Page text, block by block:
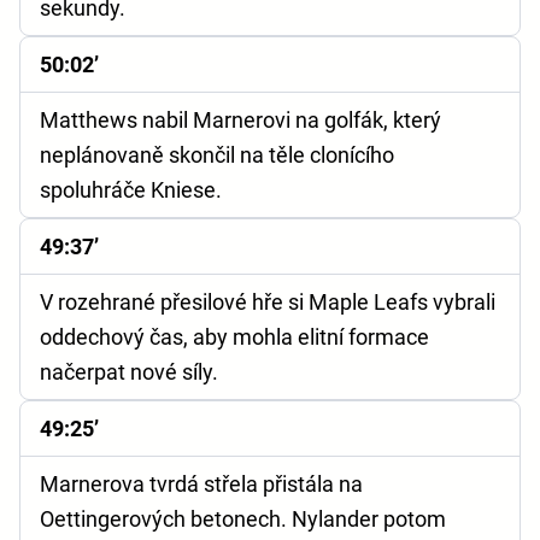
sekundy.
50:02’
Matthews nabil Marnerovi na golfák, který
neplánovaně skončil na těle clonícího
spoluhráče Kniese.
49:37’
V rozehrané přesilové hře si Maple Leafs vybrali
oddechový čas, aby mohla elitní formace
načerpat nové síly.
49:25’
Marnerova tvrdá střela přistála na
Oettingerových betonech. Nylander potom